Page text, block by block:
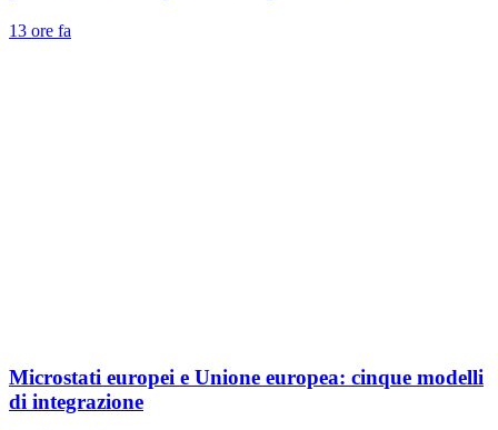
13 ore fa
Microstati europei e Unione europea: cinque modelli
di integrazione